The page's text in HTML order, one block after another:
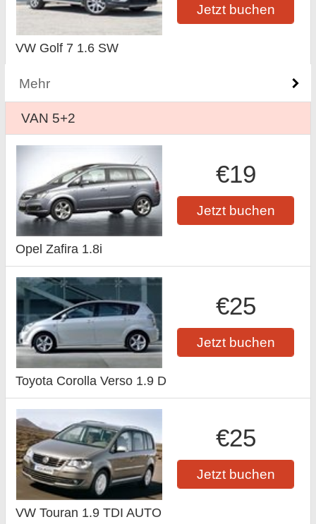
Jetzt buchen
VW Golf 7 1.6 SW
Mehr
VAN 5+2
€19
Jetzt buchen
Opel Zafira 1.8i
€25
Jetzt buchen
Toyota Corolla Verso 1.9 D
€25
Jetzt buchen
VW Touran 1.9 TDI AUTO